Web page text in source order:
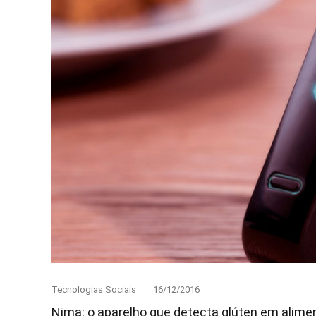
Category
Tecnologias Sociais
Posted
16/12/2016
Nima: o aparelho que detecta glúten em